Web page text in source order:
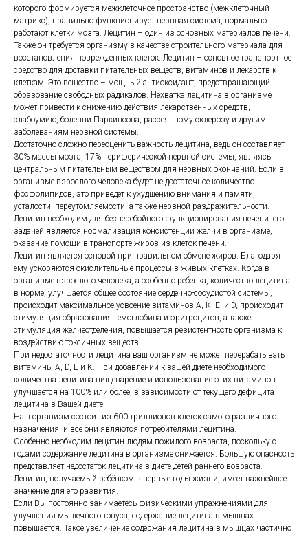
которого формируется межклеточное пространство (межклеточный
матрикс), правильно функционирует нервная система, нормально
работают клетки мозга. Лецитин – один из основных материалов печени.
Также он требуется организму в качестве строительного материала для
восстановления поврежденных клеток. Лецитин – основное транспортное
средство для доставки питательных веществ, витаминов и лекарств к
клеткам. Это вещество – мощный антиоксидант, предотвращающий
образование свободных радикалов. Нехватка лецитина в организме
может привести к снижению действия лекарственных средств,
слабоумию, болезни Паркинсона, рассеянному склерозу и другим
заболеваниям нервной системы.
Достаточно сложно переоценить важность лецитина, ведь он составляет
30% массы мозга, 17% периферической нервной системы, являясь
центральным питательным веществом для нервных окончаний. Если в
организме взрослого человека будет не достаточное количество
фосфолипидов, это приведет к ухудшению внимания и памяти,
усталости, переутомляемости, а также нервной раздражительности.
Лецитин необходим для бесперебойного функционирования печени: его
задачей является нормализация консистенции желчи в организме,
оказание помощи в транспорте жиров из клеток печени.
Лецитин является основой при правильном обмене жиров. Благодаря
ему ускоряются окислительные процессы в живых клетках. Когда в
организме взрослого человека, а особенно ребенка, количество лецитина
в норме, улучшается общее состояние сердечно-сосудистой системы,
происходит максимальное усвоение витаминов А, К, Е, и D, происходит
стимуляция образования гемоглобина и эритроцитов, а также
стимуляция желчеотделения, повышается резистентность организма к
воздействию токсичных веществ.
При недостаточности лецитина ваш организм не может перерабатывать
витамины A, D, E и K. При добавлении к вашей диете необходимого
количества лецитина пищеварение и использование этих витаминов
улучшается на 100% или более, в зависимости от текущего дефицита
лецитина в Вашей диете.
Наш организм состоит из 600 триллионов клеток самого различного
назначения, и все они являются потребителями лецитина.
Особенно необходим лецитин людям пожилого возраста, поскольку с
годами содержание лецитина в организме снижается. Большую опасность
представляет недостаток лецитина в диете детей раннего возраста.
Лецитин, получаемый ребёнком в первые годы жизни, имеет важнейшее
значение для его развития.
Если Вы постоянно занимаетесь физическими упражнениями для
улучшения мышечного тонуса, содержание лецитина в мышцах
повышается. Такое увеличение содержания лецитина в мышцах частично